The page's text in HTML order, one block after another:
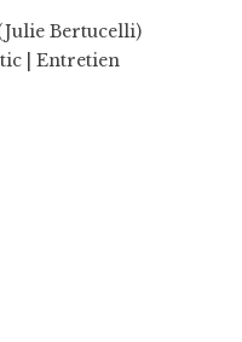
Bertucelli)
| Entretien